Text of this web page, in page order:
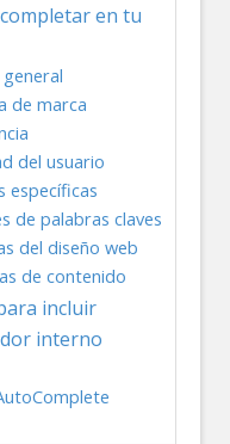
en tu
de marca
del usuario
específicas
de palabras claves
del diseño web
de contenido
incluir
interno